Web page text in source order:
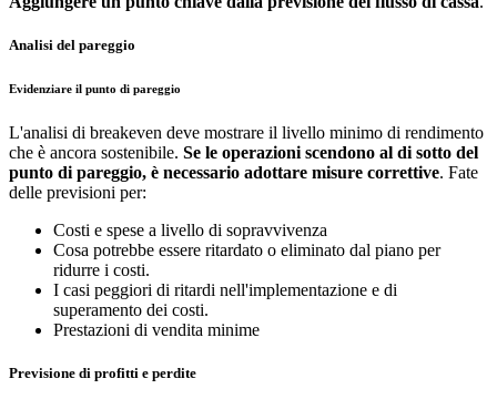
Analisi del pareggio
Evidenziare il punto di pareggio
L'analisi di breakeven deve mostrare il livello minimo di rendimento
che è ancora sostenibile. Se le operazioni scendono al di sotto del
punto di pareggio, è necessario adottare misure correttive. Fate
delle previsioni per:
Costi e spese a livello di sopravvivenza
Cosa potrebbe essere ritardato o eliminato dal piano per
ridurre i costi.
I casi peggiori di ritardi nell'implementazione e di
superamento dei costi.
Prestazioni di vendita minime
Previsione di profitti e perdite